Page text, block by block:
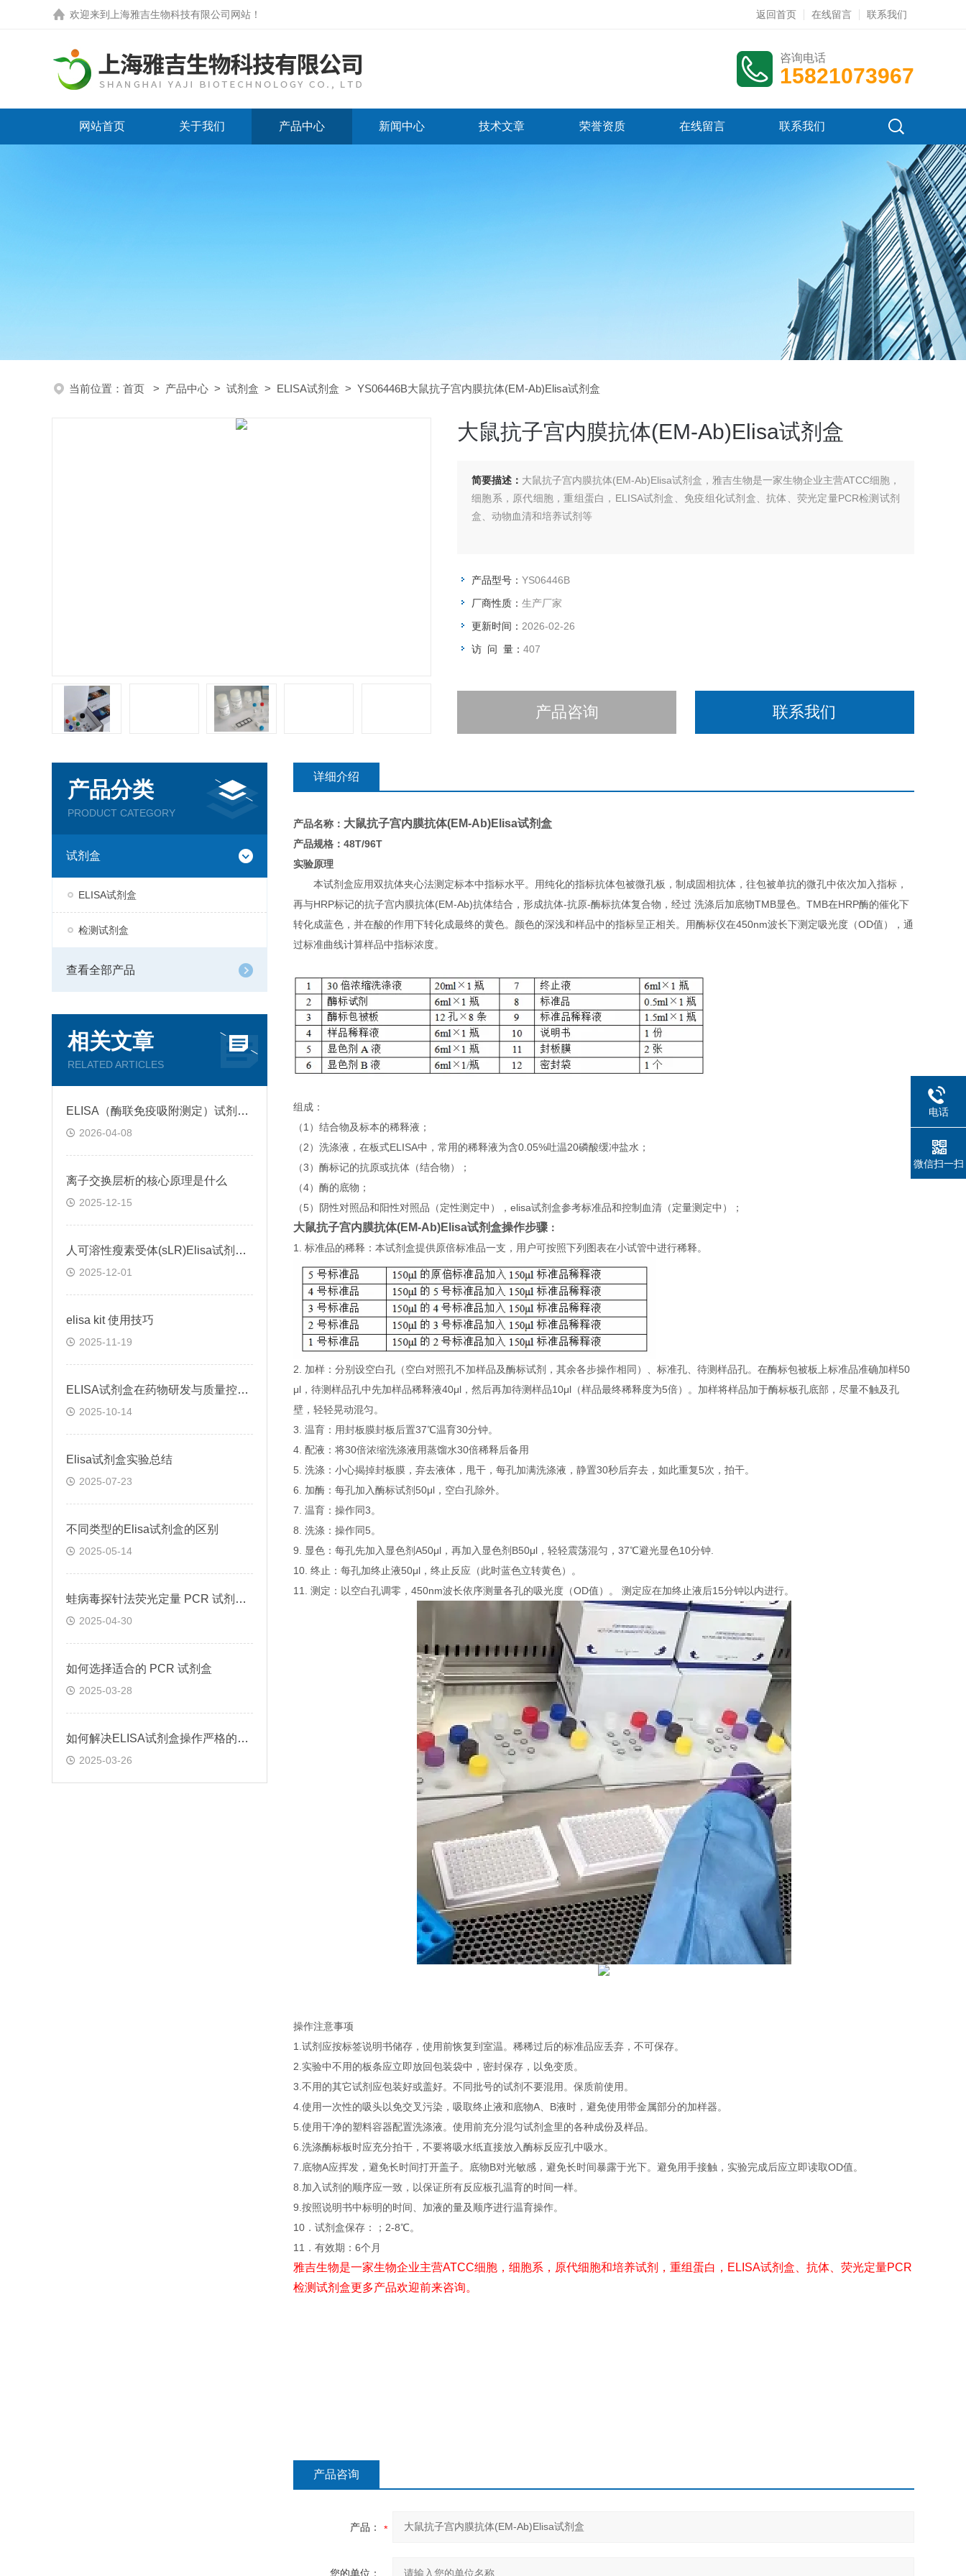
欢迎来到 上海雅吉生物科技有限公司网站 ！ 返回首页 在线留言 联系我们
咨询电话
15821073967
网站首页 关于我们 产品中心 新闻中心 技术文章 荣誉资质 在线留言 联系我们
当前位置： 首页 > 产品中心 > 试剂盒 > ELISA试剂盒 > YS06446B大鼠抗子宫内膜抗体(EM-Ab)Elisa试剂盒
大鼠抗子宫内膜抗体(EM-Ab)Elisa试剂盒
简要描述： 大鼠抗子宫内膜抗体(EM-Ab)Elisa试剂盒，雅吉生物是一家生物企业主营ATCC细胞，
细胞系，原代细胞，重组蛋白，ELISA试剂盒、免疫组化试剂盒、抗体、荧光定量PCR检测试剂
盒、动物血清和培养试剂等
产品型号： YS06446B
厂商性质： 生产厂家
更新时间： 2026-02-26
访 问 量： 407
产品咨询 联系我们
产品分类
PRODUCT CATEGORY
试剂盒
ELISA试剂盒
检测试剂盒
查看全部产品
相关文章
RELATED ARTICLES
ELISA（酶联免疫吸附测定）试剂盒原理类型检测方法
2026-04-08
离子交换层析的核心原理是什么
2025-12-15
人可溶性瘦素受体(sLR)Elisa试剂盒可溶性受体的作用
2025-12-01
elisa kit 使用技巧
2025-11-19
ELISA试剂盒在药物研发与质量控制中的应用实践
2025-10-14
Elisa试剂盒实验总结
2025-07-23
不同类型的Elisa试剂盒的区别
2025-05-14
蛙病毒探针法荧光定量 PCR 试剂盒定量定性检测
2025-04-30
如何选择适合的 PCR 试剂盒
2025-03-28
如何解决ELISA试剂盒操作严格的问题
2025-03-26
详细介绍
产品名称： 大鼠抗子宫内膜抗体(EM-Ab)Elisa试剂盒
产品规格：48T/96T
实验原理
本试剂盒应用双抗体夹心法测定标本中指标水平。用纯化的指标抗体包被微孔板，制成固相抗体，往包被单抗的微孔中依次加入指标，
再与HRP标记的抗子宫内膜抗体(EM-Ab)抗体结合，形成抗体-抗原-酶标抗体复合物，经过 洗涤后加底物TMB显色。TMB在HRP酶的催化下
转化成蓝色，并在酸的作用下转化成最终的黄色。颜色的深浅和样品中的指标呈正相关。用酶标仪在450nm波长下测定吸光度（OD值），通
过标准曲线计算样品中指标浓度。
组成：
（1）结合物及标本的稀释液；
（2）洗涤液，在板式ELISA中，常用的稀释液为含0.05%吐温20磷酸缓冲盐水；
（3）酶标记的抗原或抗体（结合物）；
（4）酶的底物；
（5）阴性对照品和阳性对照品（定性测定中），elisa试剂盒参考标准品和控制血清（定量测定中）；
大鼠抗子宫内膜抗体(EM-Ab)Elisa试剂盒操作步骤 ：
1. 标准品的稀释：本试剂盒提供原倍标准品一支，用户可按照下列图表在小试管中进行稀释。
2. 加样：分别设空白孔（空白对照孔不加样品及酶标试剂，其余各步操作相同）、标准孔、待测样品孔。在酶标包被板上标准品准确加样50
μl，待测样品孔中先加样品稀释液40μl，然后再加待测样品10μl（样品最终稀释度为5倍）。加样将样品加于酶标板孔底部，尽量不触及孔
壁，轻轻晃动混匀。
3. 温育：用封板膜封板后置37℃温育30分钟。
4. 配液：将30倍浓缩洗涤液用蒸馏水30倍稀释后备用
5. 洗涤：小心揭掉封板膜，弃去液体，甩干，每孔加满洗涤液，静置30秒后弃去，如此重复5次，拍干。
6. 加酶：每孔加入酶标试剂50μl，空白孔除外。
7. 温育：操作同3。
8. 洗涤：操作同5。
9. 显色：每孔先加入显色剂A50μl，再加入显色剂B50μl，轻轻震荡混匀，37℃避光显色10分钟.
10. 终止：每孔加终止液50μl，终止反应（此时蓝色立转黄色）。
11. 测定：以空白孔调零，450nm波长依序测量各孔的吸光度（OD值）。 测定应在加终止液后15分钟以内进行。
操作注意事项
1.试剂应按标签说明书储存，使用前恢复到室温。稀稀过后的标准品应丢弃，不可保存。
2.实验中不用的板条应立即放回包装袋中，密封保存，以免变质。
3.不用的其它试剂应包装好或盖好。不同批号的试剂不要混用。保质前使用。
4.使用一次性的吸头以免交叉污染，吸取终止液和底物A、B液时，避免使用带金属部分的加样器。
5.使用干净的塑料容器配置洗涤液。使用前充分混匀试剂盒里的各种成份及样品。
6.洗涤酶标板时应充分拍干，不要将吸水纸直接放入酶标反应孔中吸水。
7.底物A应挥发，避免长时间打开盖子。底物B对光敏感，避免长时间暴露于光下。避免用手接触，实验完成后应立即读取OD值。
8.加入试剂的顺序应一致，以保证所有反应板孔温育的时间一样。
9.按照说明书中标明的时间、加液的量及顺序进行温育操作。
10．试剂盒保存：；2-8℃。
11．有效期：6个月
雅吉生物是一家生物企业主营ATCC细胞，细胞系，原代细胞和培养试剂，重组蛋白，ELISA试剂盒、抗体、荧光定量PCR
检测试剂盒更多产品欢迎前来咨询。
产品咨询
产品：
您的单位：
电话
微信扫一扫